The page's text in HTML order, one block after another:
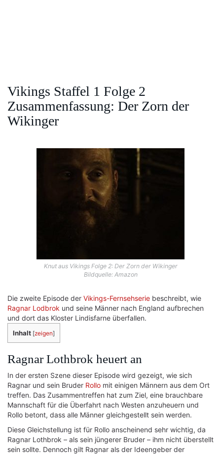
Vikings Staffel 1 Folge 2
Zusammenfassung: Der Zorn der
Wikinger
Knut aus Vikings Folge 2: Der Zorn der Wikinger
Bildquelle: Amazon
Die zweite Episode der Vikings-Fernsehserie beschreibt, wie
Ragnar Lodbrok und seine Männer nach England aufbrechen
und dort das Kloster Lindisfarne überfallen.
Inhalt [zeigen]
Ragnar Lothbrok heuert an
In der ersten Szene dieser Episode wird gezeigt, wie sich
Ragnar und sein Bruder Rollo mit einigen Männern aus dem Ort
treffen. Das Zusammentreffen hat zum Ziel, eine brauchbare
Mannschaft für die Überfahrt nach Westen anzuheuern und
Rollo betont, dass alle Männer gleichgestellt sein werden.
Diese Gleichstellung ist für Rollo anscheinend sehr wichtig, da
Ragnar Lothbrok – als sein jüngerer Bruder – ihm nicht überstellt
sein sollte. Dennoch gilt Ragnar als der Ideengeber der